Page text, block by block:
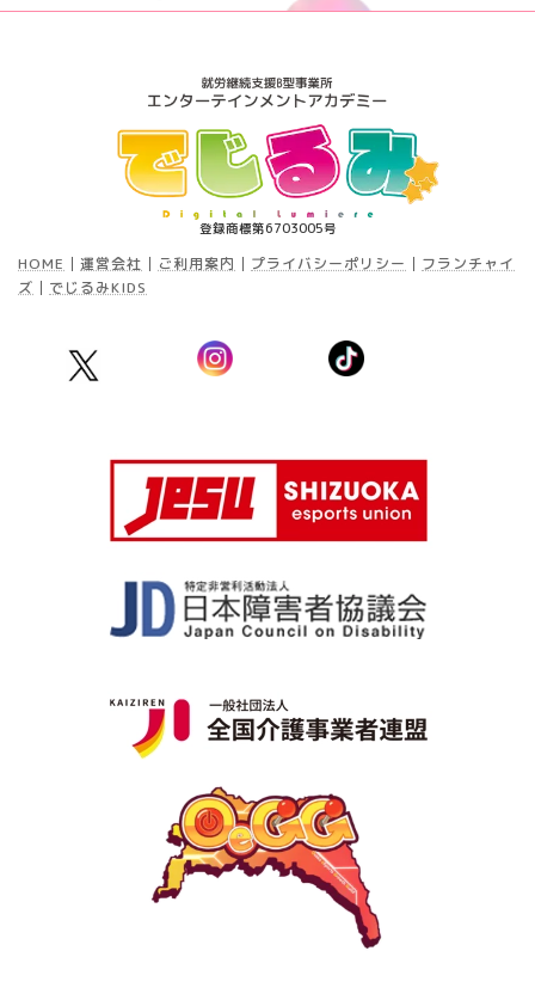
登録商標第6703005号
HOME │ 運営会社 │ ご利用案内 │ プライバシーポリシー │ フランチャイ
ズ │ でじるみKIDS